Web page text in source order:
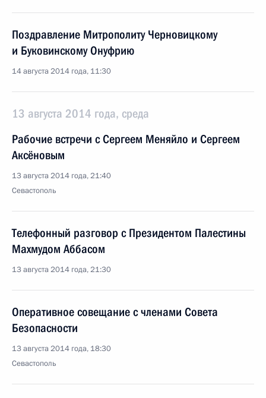
Поздравление Митрополиту Черновицкому
и Буковинскому Онуфрию
14 августа 2014 года, 11:30
13 августа 2014 года, среда
Рабочие встречи с Сергеем Меняйло и Сергеем
Аксёновым
13 августа 2014 года, 21:40
Севастополь
Телефонный разговор с Президентом Палестины
Махмудом Аббасом
13 августа 2014 года, 21:30
Оперативное совещание с членами Совета
Безопасности
13 августа 2014 года, 18:30
Севастополь